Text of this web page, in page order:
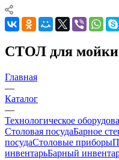
СТОЛ для
Главная
—
Каталог
—
Технологическое
Столовая посудаБарное
посудаСтоловые приборы
инвентарьБарный